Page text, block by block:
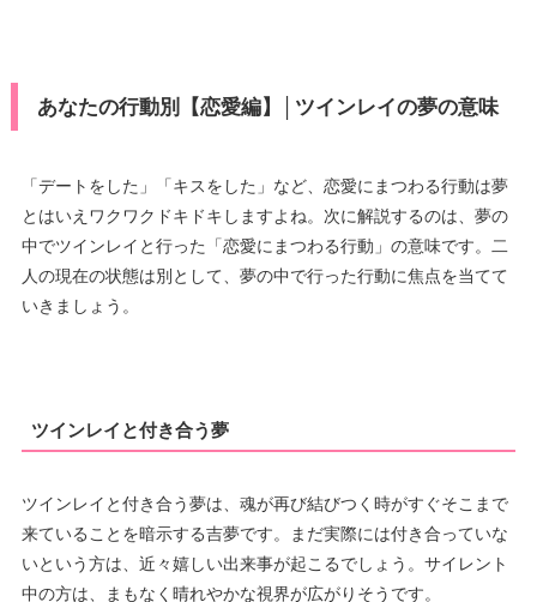
あなたの行動別【恋愛編】│ツインレイの夢の意味
「デートをした」「キスをした」など、恋愛にまつわる行動は夢
とはいえワクワクドキドキしますよね。次に解説するのは、夢の
中でツインレイと行った「恋愛にまつわる行動」の意味です。二
人の現在の状態は別として、夢の中で行った行動に焦点を当てて
いきましょう。
ツインレイと付き合う夢
ツインレイと付き合う夢は、魂が再び結びつく時がすぐそこまで
来ていることを暗示する吉夢です。まだ実際には付き合っていな
いという方は、近々嬉しい出来事が起こるでしょう。サイレント
中の方は、まもなく晴れやかな視界が広がりそうです。